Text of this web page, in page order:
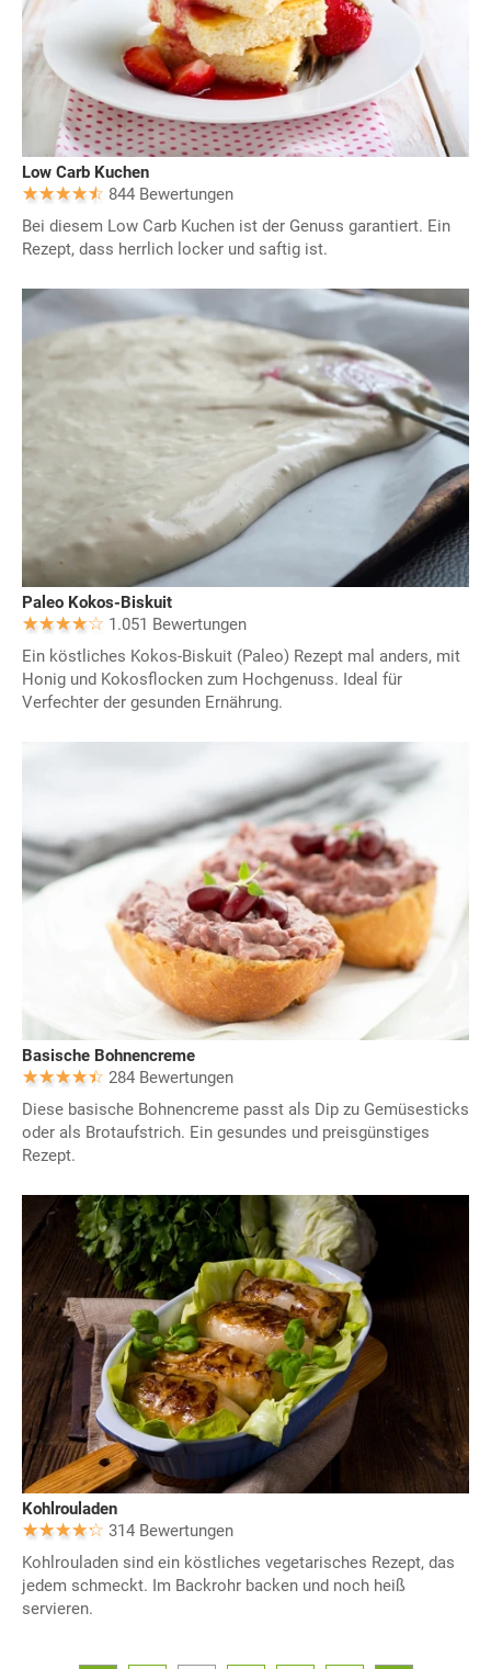
Low Carb Kuchen
844 Bewertungen
Bei diesem Low Carb Kuchen ist der Genuss garantiert. Ein
Rezept, dass herrlich locker und saftig ist.
Paleo Kokos-Biskuit
1.051 Bewertungen
Ein köstliches Kokos-Biskuit (Paleo) Rezept mal anders, mit
Honig und Kokosflocken zum Hochgenuss. Ideal für
Verfechter der gesunden Ernährung.
Basische Bohnencreme
284 Bewertungen
Diese basische Bohnencreme passt als Dip zu Gemüsesticks
oder als Brotaufstrich. Ein gesundes und preisgünstiges
Rezept.
Kohlrouladen
314 Bewertungen
Kohlrouladen sind ein köstliches vegetarisches Rezept, das
jedem schmeckt. Im Backrohr backen und noch heiß
servieren.